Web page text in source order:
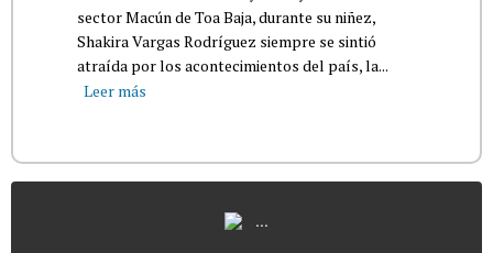
sector Macún de Toa Baja, durante su niñez,
Shakira Vargas Rodríguez siempre se sintió
atraída por los acontecimientos del país, la...
Leer más
...